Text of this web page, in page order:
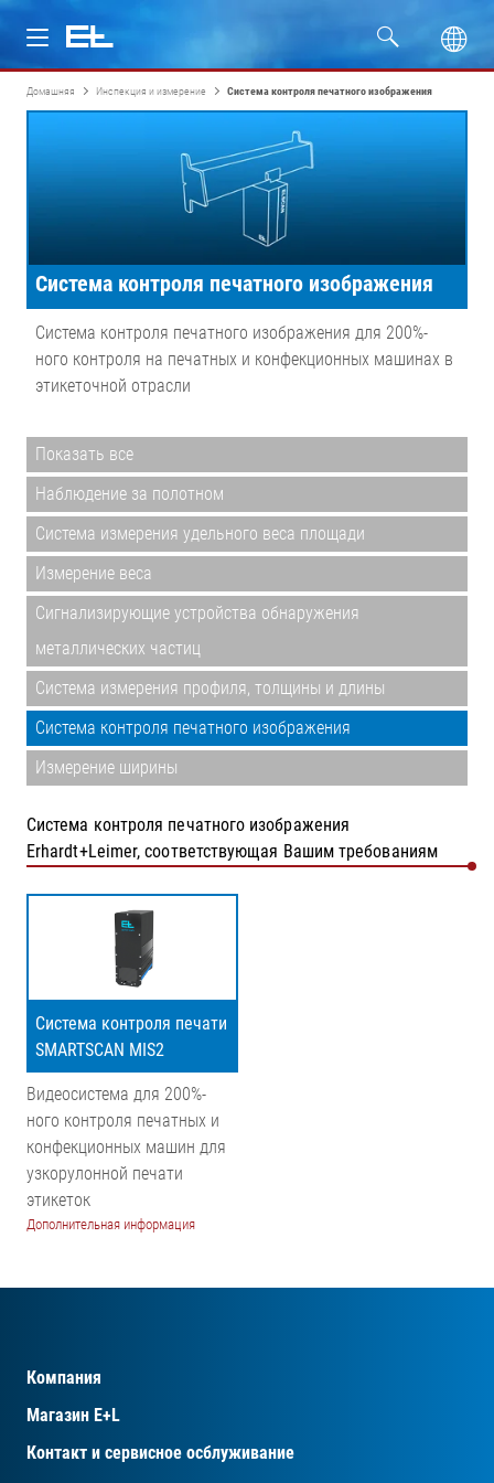
Изделия
Компания
Домашняя Инспекция и измерение Система контроля печатного изображения
Система контроля печатного изображения
Система контроля печатного изображения для 200%-
ного контроля на печатных и конфекционных машинах в
этикеточной отрасли
Показать все
Наблюдение за полотном
Система измерения удельного веса площади
Измерение веса
Сигнализирующие устройства обнаружения
металлических частиц
Система измерения профиля, толщины и длины
Система контроля печатного изображения
Измерение ширины
Система контроля печатного изображения
Erhardt+Leimer, соответствующая Вашим требованиям
Система контроля печати
SMARTSCAN MIS2
Видеосистема для 200%-
ного контроля печатных и
конфекционных машин для
узкорулонной печати
этикеток
Дополнительная информация
Компания
Магазин E+L
Контакт и сервисное осблуживание